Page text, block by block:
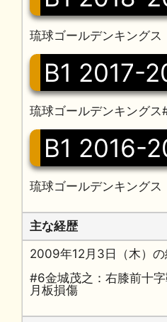
琉球ゴールデンキングス
B1 2017-
琉球ゴールデンキングス
B1 2016-
琉球ゴールデンキングス
主な経歴
2009年12月3日（木）の
#6金城茂之：右膝前十
月板損傷